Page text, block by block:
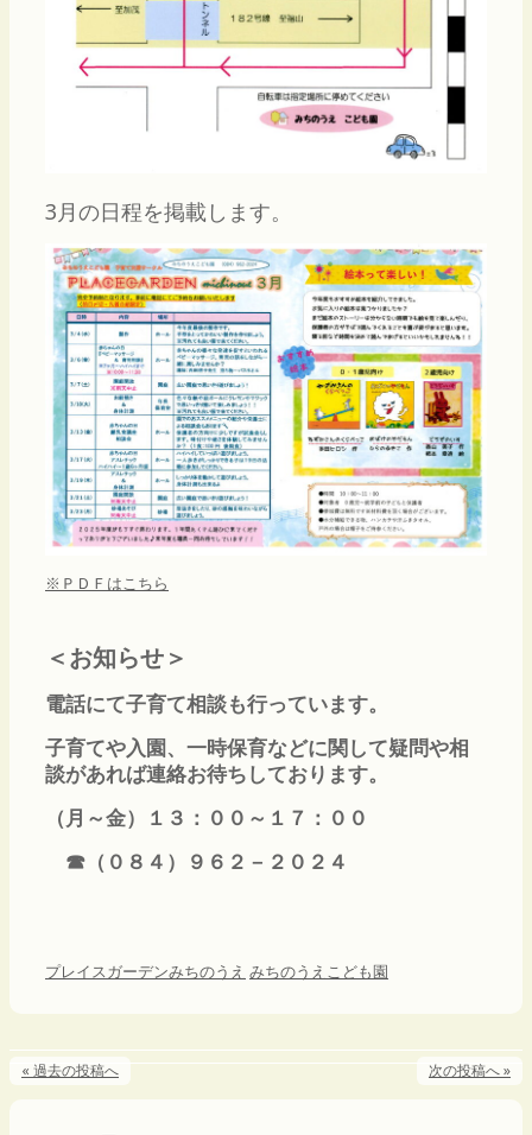
3月の日程を掲載します。
※ＰＤＦはこちら
＜お知らせ＞
電話にて子育て相談も行っています。
子育てや入園、一時保育などに関して疑問や相
談があれば連絡お待ちしております。
（月～金）１３：００～１７：００
☎（０８４）９６２－２０２４
プレイスガーデンみちのうえ みちのうえこども園
« 過去の投稿へ 次の投稿へ »